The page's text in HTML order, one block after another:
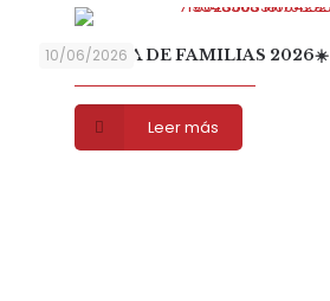
10/06/2026
☀️ ESCUELA DE FAMILIAS 2026☀️
Leer más